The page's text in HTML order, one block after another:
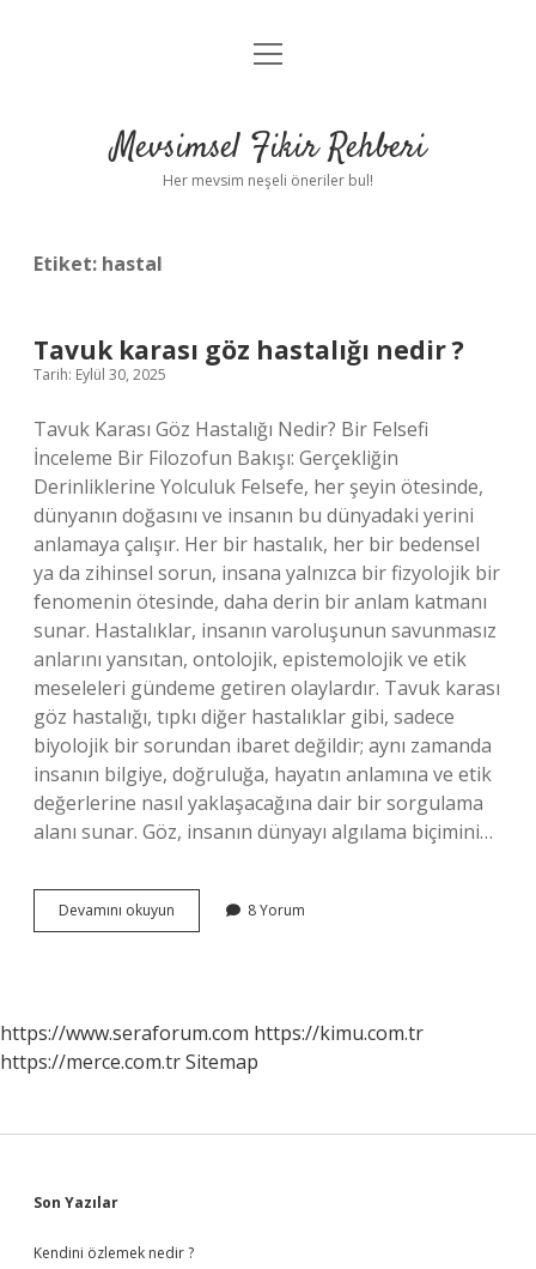
Anasayfa
Yasal Uyarı
menüyü
Mevsimsel Fikir Rehberi
Her mevsim neşeli öneriler bul!
Etiket: hastal
Tavuk karası göz hastalığı nedir ?
Tarih: Eylül 30, 2025
Tavuk Karası Göz Hastalığı Nedir? Bir Felsefi
İnceleme Bir Filozofun Bakışı: Gerçekliğin
Derinliklerine Yolculuk Felsefe, her şeyin ötesinde,
dünyanın doğasını ve insanın bu dünyadaki yerini
anlamaya çalışır. Her bir hastalık, her bir bedensel
ya da zihinsel sorun, insana yalnızca bir fizyolojik bir
fenomenin ötesinde, daha derin bir anlam katmanı
sunar. Hastalıklar, insanın varoluşunun savunmasız
anlarını yansıtan, ontolojik, epistemolojik ve etik
meseleleri gündeme getiren olaylardır. Tavuk karası
göz hastalığı, tıpkı diğer hastalıklar gibi, sadece
biyolojik bir sorundan ibaret değildir; aynı zamanda
insanın bilgiye, doğruluğa, hayatın anlamına ve etik
değerlerine nasıl yaklaşacağına dair bir sorgulama
alanı sunar. Göz, insanın dünyayı algılama biçimini…
Devamını okuyun
karası
8 Yorum
https://www.seraforum.com https://kimu.com.tr
https://merce.com.trSitemap
Sidebar
Son Yazılar
Kendini özlemek nedir ?